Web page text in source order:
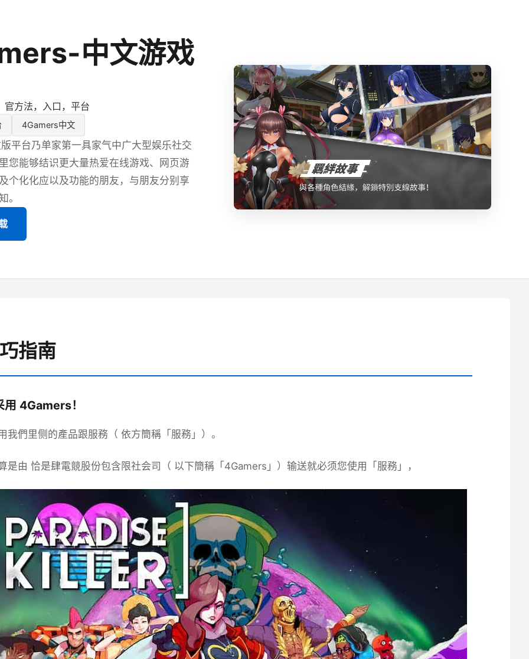
中文游戏
官方法，入口，平台
4Gamers中文
平台乃单家第一具家气中广大型娱乐社交
您能够结识更大量热爱在线游戏、网页游
个化化应以及功能的朋友，与朋友分别享
。
指南
4Gamers！
我們里侧的產品跟服務（ 依方簡稱「服務」）。
是由 恰是肆電競股份包含限社会司（ 以下簡稱「4Gamers」）输送就必须您使用「服務」，